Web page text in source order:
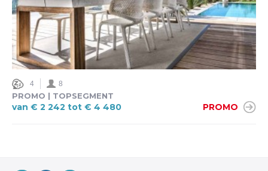
Nee (1)
4 8
PROMO | TOPSEGMENT
van € 2 242 tot € 4 480 PROMO